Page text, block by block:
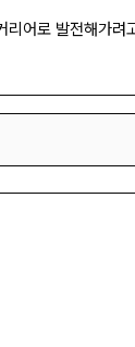
리어로 발전해가